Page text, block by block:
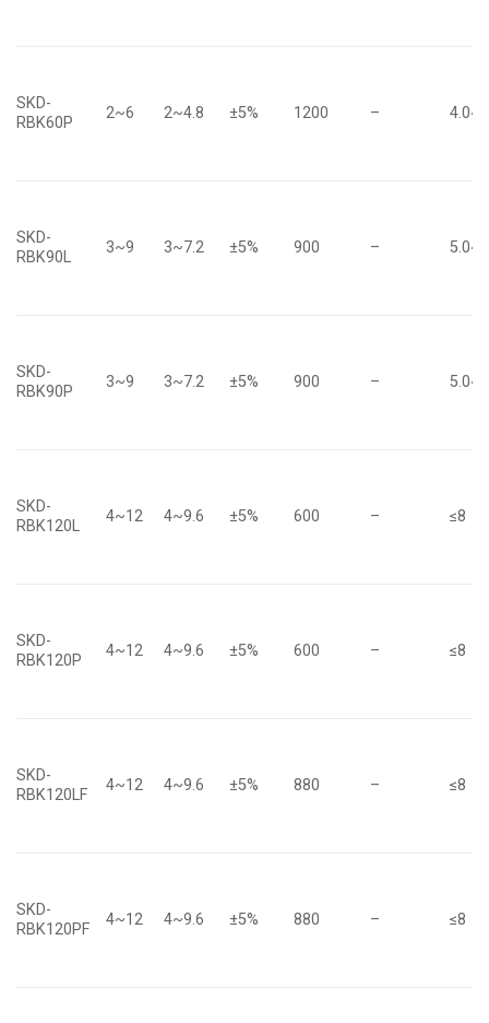
SKD-
RBK60P
2~6 2~4.8 ±5% 1200 –
SKD-
RBK90L
3~9 3~7.2 ±5% 900 –
SKD-
RBK90P
3~9 3~7.2 ±5% 900 –
SKD-
RBK120L
4~12 4~9.6 ±5% 600 – ≤8
SKD-
RBK120P
4~12 4~9.6 ±5% 600 – ≤8
SKD-
RBK120LF
4~12 4~9.6 ±5% 880 – ≤8
SKD-
RBK120PF
4~12 4~9.6 ±5% 880 – ≤8